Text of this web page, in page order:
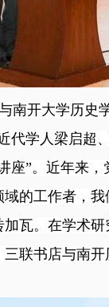
南开大学历史
代学人梁启超
座”。近年来
的工作者，
瓦。在学术
联书店与南